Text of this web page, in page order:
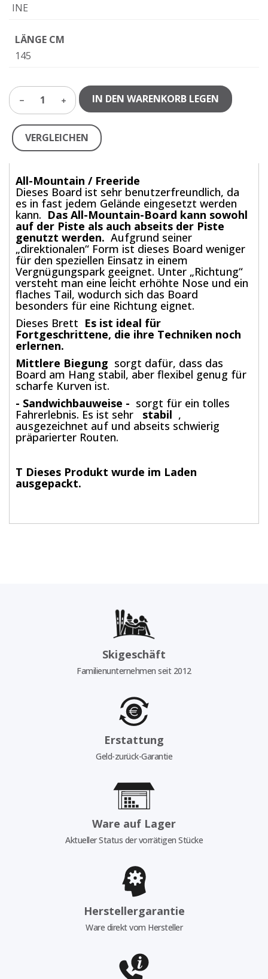
INE
LÄNGE CM
145
1 IN DEN WARENKORB LEGEN
VERGLEICHEN
All-Mountain / Freeride
Dieses Board ist sehr benutzerfreundlich, da
es in fast jedem Gelände eingesetzt werden
kann. Das All-Mountain-Board kann sowohl
auf der Piste als auch abseits der Piste
genutzt werden. Aufgrund seiner
„direktionalen“ Form ist dieses Board weniger
für den speziellen Einsatz in einem
Vergnügungspark geeignet. Unter „Richtung“
versteht man eine leicht erhöhte Nose und ein
flaches Tail, wodurch sich das Board
besonders für eine Richtung eignet.
Dieses Brett Es ist ideal für
Fortgeschrittene, die ihre Techniken noch
erlernen.
Mittlere Biegung sorgt dafür, dass das
Board am Hang stabil, aber flexibel genug für
scharfe Kurven ist.
- Sandwichbauweise - sorgt für ein tolles
Fahrerlebnis. Es ist sehr stabil ,
ausgezeichnet auf und abseits schwierig
präparierter Routen.
T Dieses Produkt wurde im Laden
ausgepackt.
Skigeschäft
Familienunternehmen seit 2012
Erstattung
Geld-zurück-Garantie
Ware auf Lager
Aktueller Status der vorrätigen Stücke
Herstellergarantie
Ware direkt vom Hersteller